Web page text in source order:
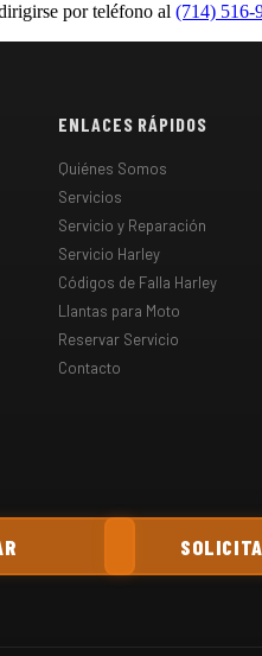
por teléfono al (714) 516-
ENLACES RÁPIDOS
Quiénes Somos
Servicios
Servicio y Reparación
Servicio Harley
Códigos de Falla Harley
Llantas para Moto
Reservar Servicio
Contacto